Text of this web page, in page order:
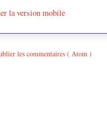
la version mobile
les commentaires ( Atom )